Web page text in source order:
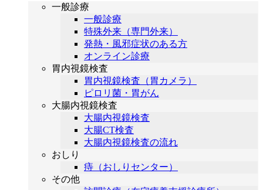
一般診療
一般診療
特殊外来（専門外来）
発熱・風邪症状のある方
オンライン診療
胃内視鏡検査
胃内視鏡検査（胃カメラ）
ピロリ菌・胃がん
大腸内視鏡検査
大腸内視鏡検査
大腸CT検査
大腸内視鏡検査の流れ
おしり
痔（おしりセンター）
その他